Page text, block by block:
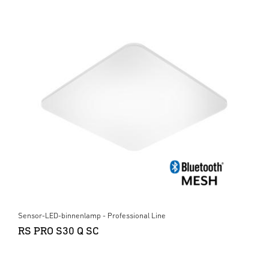
Sensor-LED-binnenlamp - Professional Line
RS PRO S30 Q SC